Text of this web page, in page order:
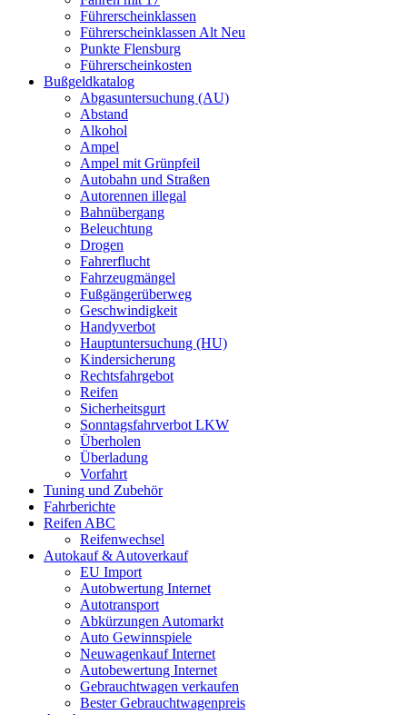
Führerscheinklassen
Führerscheinklassen Alt Neu
Punkte Flensburg
Führerscheinkosten
Bußgeldkatalog
Abgasuntersuchung (AU)
Abstand
Alkohol
Ampel
Ampel mit Grünpfeil
Autobahn und Straßen
Autorennen illegal
Bahnübergang
Beleuchtung
Drogen
Fahrerflucht
Fahrzeugmängel
Fußgängerüberweg
Geschwindigkeit
Handyverbot
Hauptuntersuchung (HU)
Kindersicherung
Rechtsfahrgebot
Reifen
Sicherheitsgurt
Sonntagsfahrverbot LKW
Überholen
Überladung
Vorfahrt
Tuning und Zubehör
Fahrberichte
Reifen ABC
Reifenwechsel
Autokauf & Autoverkauf
EU Import
Autobwertung Internet
Autotransport
Abkürzungen Automarkt
Auto Gewinnspiele
Neuwagenkauf Internet
Autobewertung Internet
Gebrauchtwagen verkaufen
Bester Gebrauchtwagenpreis